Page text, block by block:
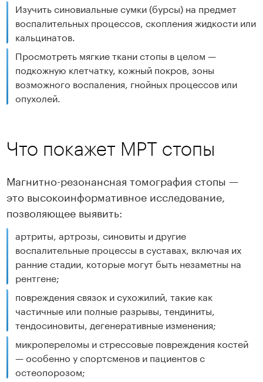
Изучить синовиальные сумки (бурсы) на предмет
воспалительных процессов, скопления жидкости или
кальцинатов.
Просмотреть мягкие ткани стопы в целом —
подкожную клетчатку, кожный покров, зоны
возможного воспаления, гнойных процессов или
опухолей.
Что покажет МРТ стопы
Магнитно-резонансная томография стопы —
это высокоинформативное исследование,
позволяющее выявить:
артриты, артрозы, синовиты и другие
воспалительные процессы в суставах, включая их
ранние стадии, которые могут быть незаметны на
рентгене;
повреждения связок и сухожилий, такие как
частичные или полные разрывы, тендиниты,
тендосиновиты, дегенеративные изменения;
микропереломы и стрессовые повреждения костей
— особенно у спортсменов и пациентов с
остеопорозом;